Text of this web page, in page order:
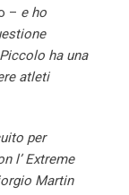
– e ho
ha una
atleti
per
l’ Extreme
Martin